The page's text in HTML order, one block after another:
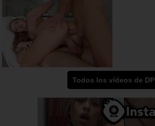
Todos los vídeos de DP